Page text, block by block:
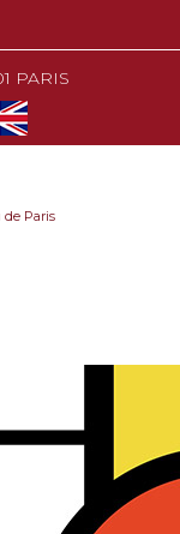
PARIS
de Paris